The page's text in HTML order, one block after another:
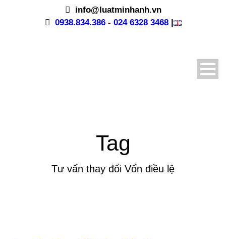
info@luatminhanh.vn
0938.834.386- 024 6328 3468|
Tag
Tư vấn thay đổi Vốn điều lệ